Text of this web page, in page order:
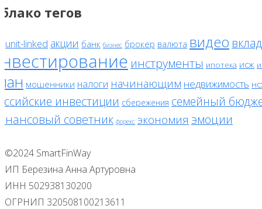
тегов
unit-linked акции банк бизнес брокер валюта видео вклад
инструменты ипотека исж
мошенники налоги начинающим недвижимость
инвестиции сбережения семейный
советник форекс экономия эмоции
©2024 SmartFinWay
ИП Березина Анна Артуровна
ИНН 502938130200
ОГРНИП 320508100213611